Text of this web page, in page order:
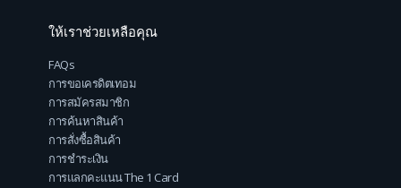
ให้เราช่วยเหลือคุณ
FAQs
การขอเครดิตเทอม
การสมัครสมาชิก
การค้นหาสินค้า
การสั่งซื้อสินค้า
การชำระเงิน
การแลกคะแนน The 1 Card